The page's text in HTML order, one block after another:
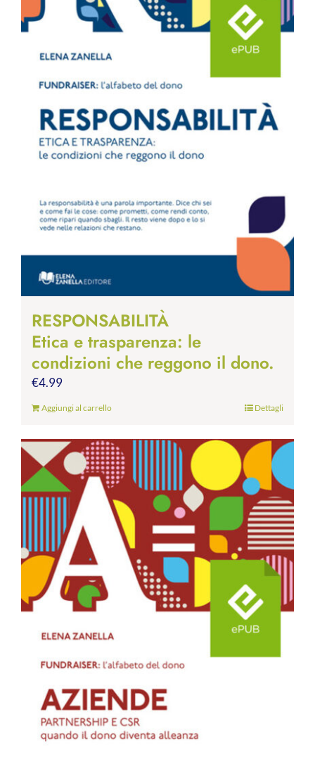
RESPONSABILITÀ
Etica e trasparenza: le
condizioni che reggono il dono.
€4.99
Aggiungi al carrello Dettagli